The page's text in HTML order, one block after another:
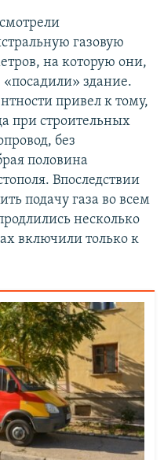
газовую
на которую они,
здание.
привел к тому,
при строительных
без
половина
Впоследствии
подачу газа во всем
несколько
включили только к